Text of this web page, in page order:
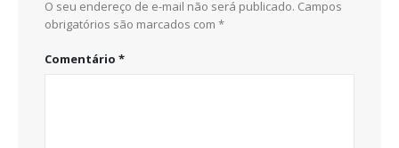
O seu endereço de e-mail não será publicado. Campos
obrigatórios são marcados com *
Comentário *